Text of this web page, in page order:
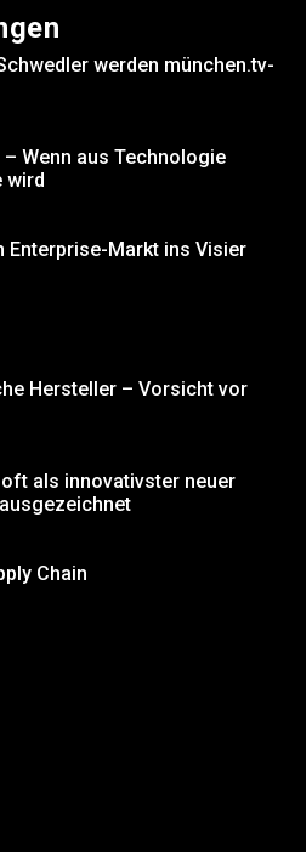
werden münchen.tv-
Wenn aus Technologie
wird
Enterprise-Markt ins Visier
Hersteller – Vorsicht vor
als innovativster neuer
Chain